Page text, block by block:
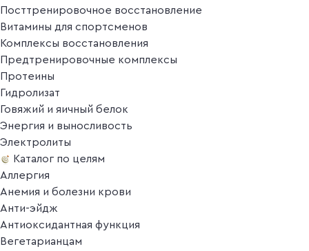
Посттренировочное восстановление
Витамины для спортсменов
Комплексы восстановления
Предтренировочные комплексы
Протеины
Гидролизат
Говяжий и яичный белок
Энергия и выносливость
Электролиты
Каталог по целям
Аллергия
Анемия и болезни крови
Анти-эйдж
Антиоксидантная функция
Вегетарианцам